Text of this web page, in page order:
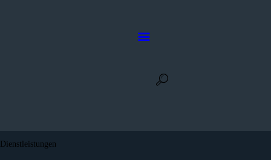
Druckerei Stuhrmann AG
Dienstleistungen